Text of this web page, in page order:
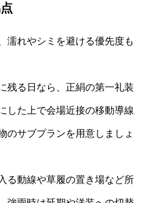
濡れやシミを避ける優先度も
残る日なら、正絹の第一礼装
した上で会場近接の移動導線
のサブプランを用意しましょ
る動線や草履の置き場など所